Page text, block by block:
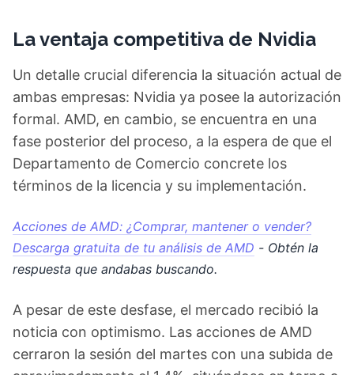
La ventaja competitiva de Nvidia
Un detalle crucial diferencia la situación actual de
ambas empresas: Nvidia ya posee la autorización
formal. AMD, en cambio, se encuentra en una
fase posterior del proceso, a la espera de que el
Departamento de Comercio concrete los
términos de la licencia y su implementación.
Acciones de AMD: ¿Comprar, mantener o vender?
Descarga gratuita de tu análisis de AMD - Obtén la
respuesta que andabas buscando.
A pesar de este desfase, el mercado recibió la
noticia con optimismo. Las acciones de AMD
cerraron la sesión del martes con una subida de